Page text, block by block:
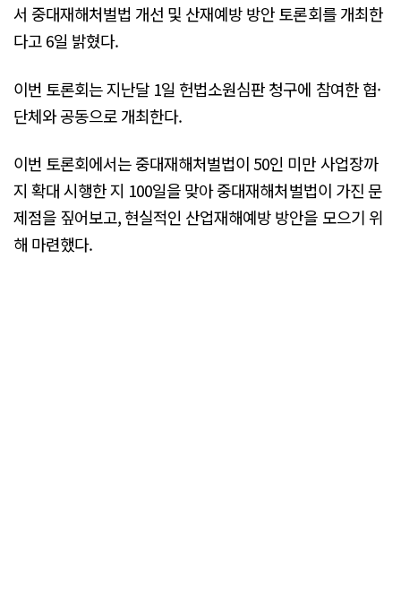
서 중대재해처벌법 개선 및 산재예방 방안 토론회를 개최한
다고 6일 밝혔다.
이번 토론회는 지난달 1일 헌법소원심판 청구에 참여한 협·
단체와 공동으로 개최한다.
이번 토론회에서는 중대재해처벌법이 50인 미만 사업장까
지 확대 시행한 지 100일을 맞아 중대재해처벌법이 가진 문
제점을 짚어보고, 현실적인 산업재해예방 방안을 모으기 위
해 마련했다.